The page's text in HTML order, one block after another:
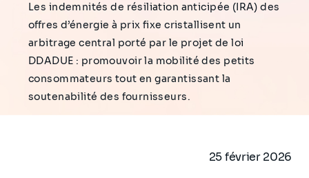
Les indemnités de résiliation anticipée (IRA) des
offres d’énergie à prix fixe cristallisent un
arbitrage central porté par le projet de loi
DDADUE : promouvoir la mobilité des petits
consommateurs tout en garantissant la
soutenabilité des fournisseurs.
25 février 2026